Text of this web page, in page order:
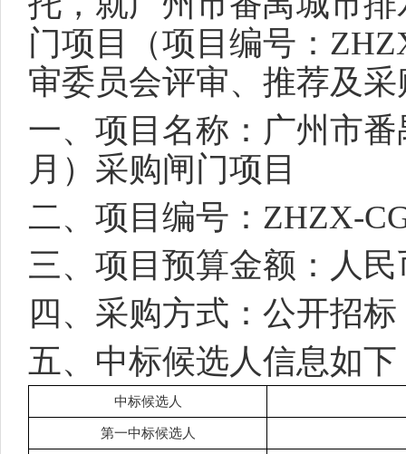
门项目（项目编号：
审委员会评审、推荐及
一、项目名称：广州市
月）采购闸门项目
二、项目编号： ZHZX-
三、项目预算金额：人民
四、采购方式：公开招标
五、中标候选人信息如下
中标候选人
第一中标候选人